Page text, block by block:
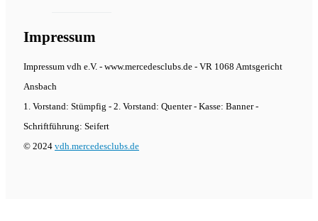
Impressum
Impressum vdh e.V. - www.mercedesclubs.de - VR 1068 Amtsgericht
Ansbach
1. Vorstand: Stümpfig - 2. Vorstand: Quenter - Kasse: Banner -
Schriftführung: Seifert
© 2024 vdh.mercedesclubs.de